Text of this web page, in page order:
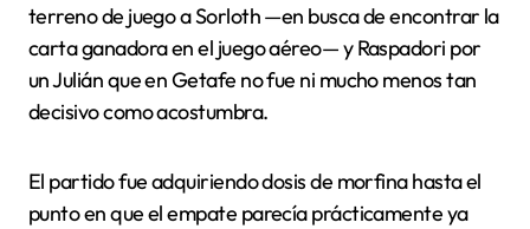
terreno de juego a Sorloth —en busca de encontrar la
carta ganadora en el juego aéreo— y Raspadori por
un Julián que en Getafe no fue ni mucho menos tan
decisivo como acostumbra.
El partido fue adquiriendo dosis de morfina hasta el
punto en que el empate parecía prácticamente ya